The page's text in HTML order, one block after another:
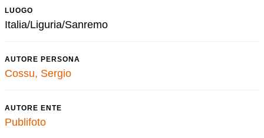
LUOGO
Italia/Liguria/Sanremo
AUTORE PERSONA
Cossu, Sergio
AUTORE ENTE
Publifoto